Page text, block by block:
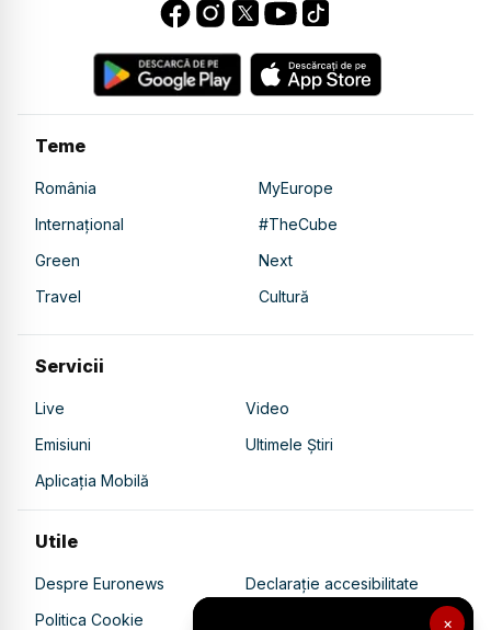
×
Teme
România
MyEurope
Internațional
#TheCube
Green
Next
Travel
Cultură
Servicii
Live
Video
Emisiuni
Ultimele Știri
Aplicația Mobilă
Utile
Despre Euronews
Declarație accesibilitate
Politica Cookie
Politica de confidențialitate